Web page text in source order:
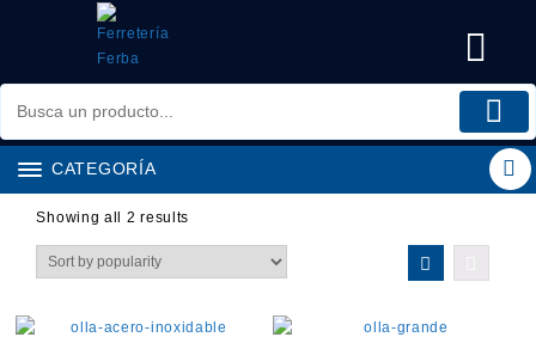
CATEGORÍA
Showing all 2 results